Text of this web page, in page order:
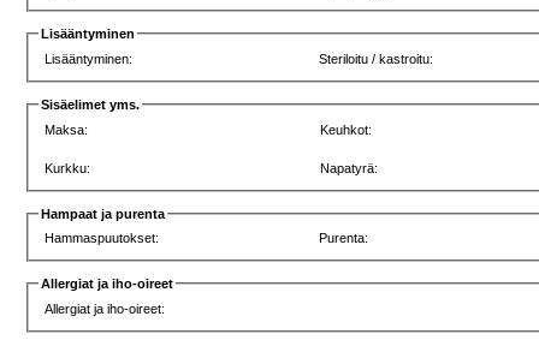
Lisääntyminen
Lisääntyminen:
Steriloitu / kastroitu:
Sisäelimet yms.
Maksa:
Keuhkot:
Kurkku: Napatyrä:
Hampaat ja purenta
Hammaspuutokset:
Purenta:
Allergiat ja iho-oireet
Allergiat ja iho-oireet: